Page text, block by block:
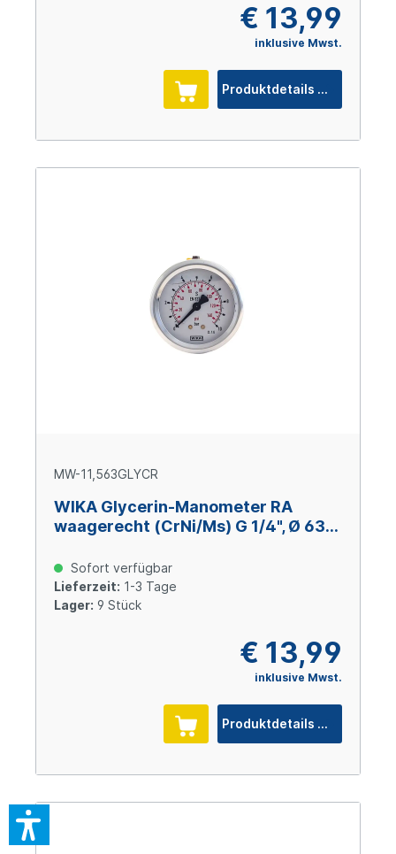
€ 13,99
inklusive Mwst.
Produktdetails
MW-11,563GLYCR
WIKA Glycerin-Manometer RA
waagerecht (CrNi/Ms) G 1/4", Ø 63
Sofort verfügbar
Lieferzeit: 1-3 Tage
Lager: 9 Stück
€ 13,99
inklusive Mwst.
Produktdetails